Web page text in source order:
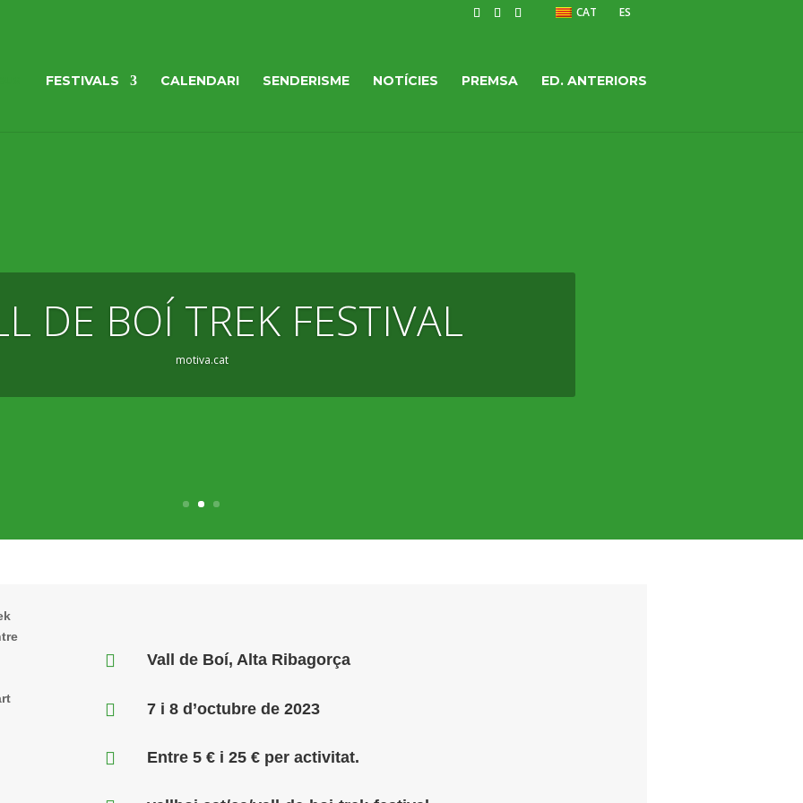
CAT ES
FESTIVALS CALENDARI SENDERISME NOTÍCIES PREMSA ED. ANTERIORS
DE BOÍ TREK FESTIVAL
motiva.cat
 Vall de Boí, Alta Ribagorça
 7 i 8 d’octubre de 2023
 Entre 5 € i 25 € per activitat.